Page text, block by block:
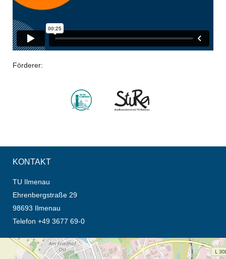
Förderer:
KONTAKT
TU Ilmenau
Ehrenbergstraße 29
98693 Ilmenau
Telefon +49 3677 69-0
Öffnet die Anfahrtsbeschreibung in neuem Tab (Karte)